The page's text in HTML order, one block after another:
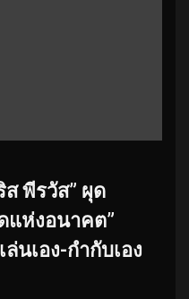
พีรวัส” ผุด
แห่งอนาคต”
นเอง-กำกับเอง